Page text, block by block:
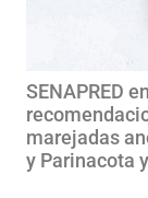
SENAPRED
marejadas
y Parinacota